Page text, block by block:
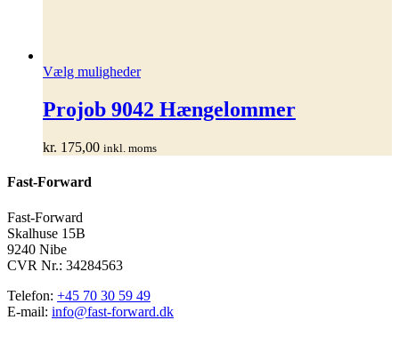
Vælg mulighederDette
har
flere
Mulighederne
Projob 9042 Hængelommer
kr. 175,00 inkl. moms
Fast-Forward
Fast-Forward
Skalhuse 15B
9240 Nibe
CVR Nr.: 34284563
Telefon: +45 70 30 59 49
E-mail: info@fast-forward.dk